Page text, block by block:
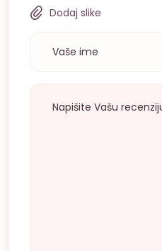
Dodaj slike